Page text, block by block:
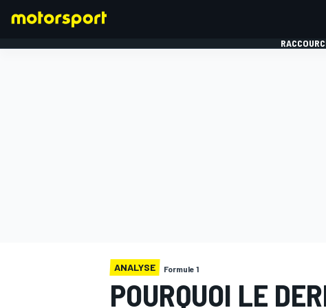
ANALYSE Formule 1
POURQUOI LE